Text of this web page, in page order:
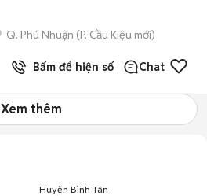
Q. Phú Nhuận (P. Cầu Kiệu mới)
Bấm để hiện số Chat
Xem thêm
Huyện Bình Tân